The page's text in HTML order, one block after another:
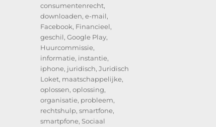
consumentenrecht,
downloaden,e-mail,
Facebook, Financieel,
geschil,Google Play,
Huurcommissie,
informatie, instantie,
iphone, juridisch,Juridisch
Loket, maatschappelijke,
oplossen,oplossing,
organisatie, probleem,
rechtshulp,smartfone,
smartpfone,Sociaal